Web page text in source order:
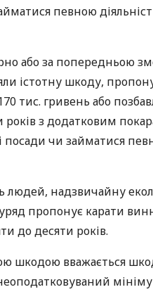
певною
або за попередньою
істотну шкоду,
тис. гривень або
років з додатковим
посади чи займатися
людей, надзвичайну
пропонує карати
до десяти років.
шкодою вважається